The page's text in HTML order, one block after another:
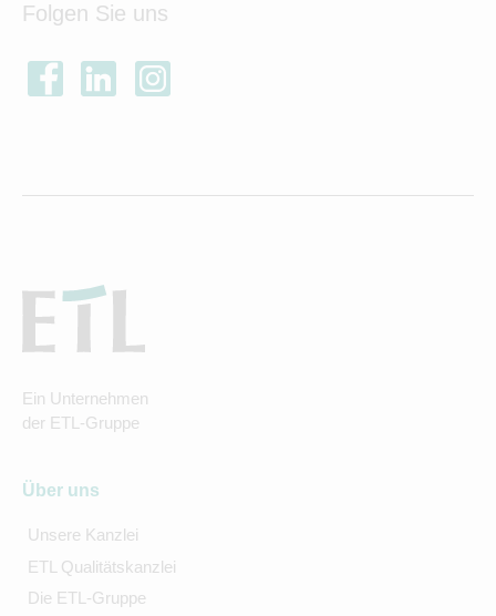
Folgen Sie uns
Ein Unternehmen
der ETL-Gruppe
Über uns
Unsere Kanzlei
ETL Qualitätskanzlei
Die ETL-Gruppe